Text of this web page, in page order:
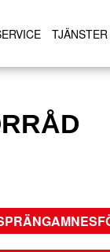
TJÄNSTER